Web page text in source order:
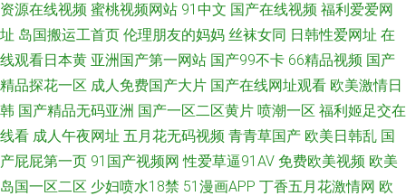
资源在线视频 蜜桃视频网站 91中文 国产在线视频 福利爱爱网
址 岛国搬运工首页 伦理朋友的妈妈 丝袜女同 日韩性爱网址 在
线观看日本黄 亚洲国产第一网站 国产99不卡 66精品视频 国产
精品探花一区 成人免费国产大片 国产在线网址观看 欧美激情日
韩 国产精品无码亚洲 国产一区二区黄片 喷潮一区 福利姬足交在
线看 成人午夜网址 五月花无码视频 青青草国产 欧美日韩乱 国
产屁屁第一页 91国产视频网 性爱草逼91AV 免费欧美视频 欧美
岛国一区二区 少妇喷水18禁 51漫画APP 丁香五月花激情网 欧